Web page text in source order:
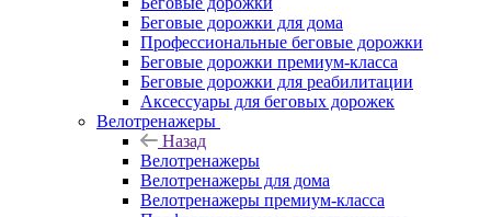
Беговые дорожки для дома
Профессиональные беговые дорожки
Беговые дорожки премиум-класса
Беговые дорожки для реабилитации
Аксессуары для беговых дорожек
Велотренажеры
Назад
Велотренажеры
Велотренажеры для дома
Велотренажеры премиум-класса